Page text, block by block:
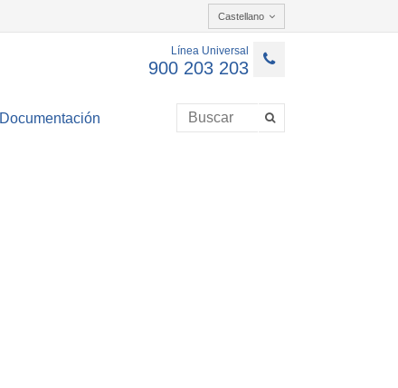
Castellano
Línea Universal
900 203 203
Documentación